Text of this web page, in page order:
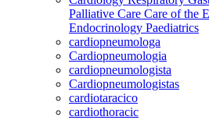
Palliative Care Care of the
Endocrinology Paediatrics
cardiopneumologa
Cardiopneumologia
cardiopneumologista
Cardiopneumologistas
cardiotaracico
cardiothoracic